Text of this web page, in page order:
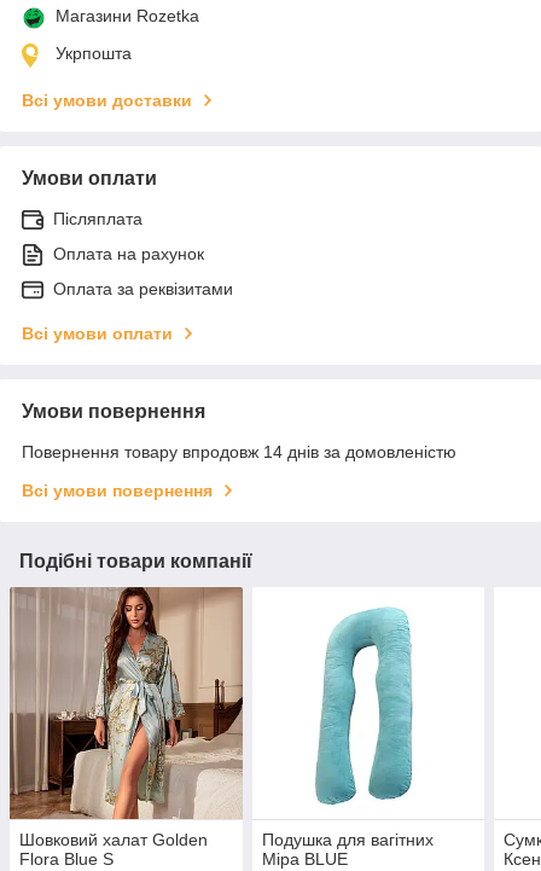
Магазини Rozetka
Укрпошта
Всі умови доставки
Умови оплати
Післяплата
Оплата на рахунок
Оплата за реквізитами
Всі умови оплати
Умови повернення
Повернення товару впродовж 14 днів за домовленістю
Всі умови повернення
Подібні товари компанії
Шовковий халат Golden
Flora Blue S
Подушка для вагітних
Міра BLUE